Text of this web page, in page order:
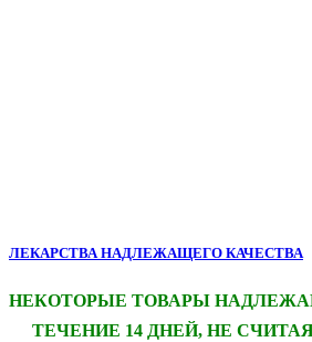
ЛЕКАРСТВА НАДЛЕЖАЩЕГО КАЧЕСТВА
НЕКОТОРЫЕ ТОВАРЫ
ТЕЧЕНИЕ 14 ДНЕЙ, НЕ